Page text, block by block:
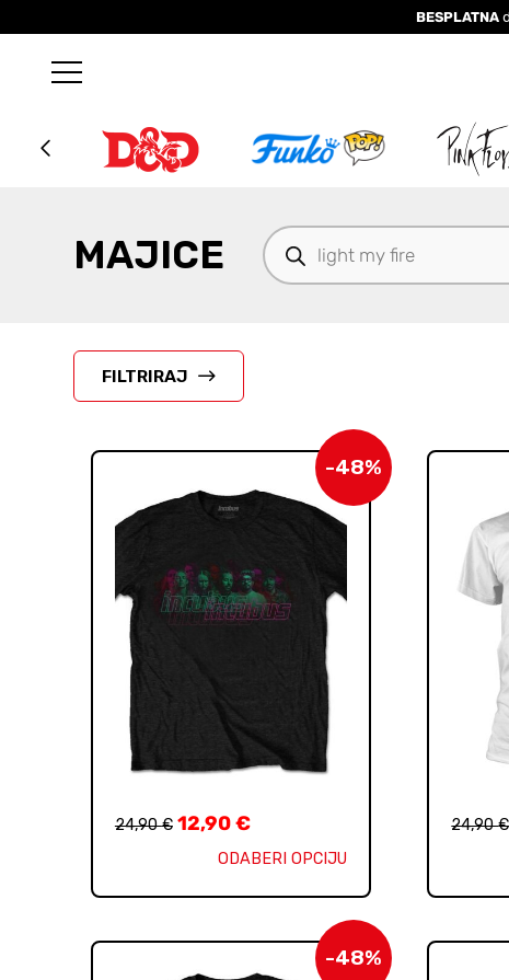
BESPLATNA
MAJICE
Products
search
FILTRIRAJ
-48%
24,90€ 12,90€
ODABERI OPCIJU
24,90€
-48%